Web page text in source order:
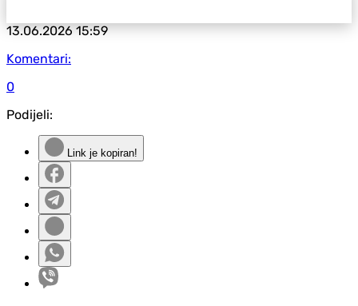
13.06.202615:59
Komentari:
0
Podijeli:
Link je kopiran!